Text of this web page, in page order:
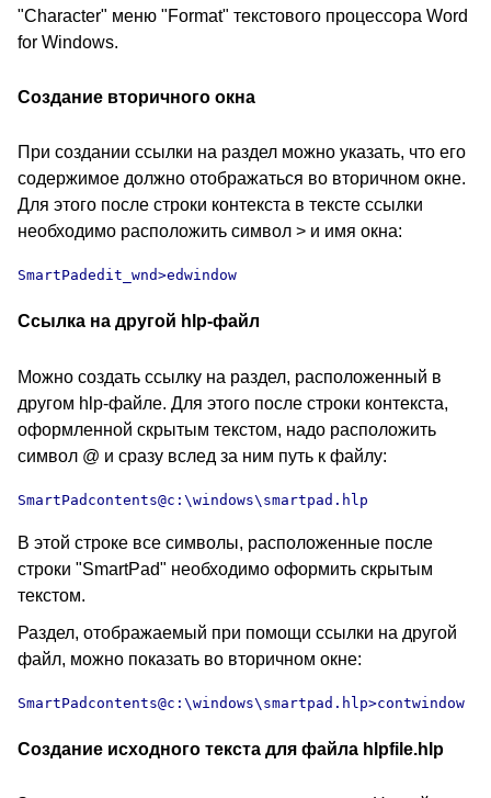
"Character" меню "Format" текстового процессора Word
for Windows.
Создание вторичного окна
При создании ссылки на раздел можно указать, что его
содержимое должно отображаться во вторичном окне.
Для этого после строки контекста в тексте ссылки
необходимо расположить символ > и имя окна:
SmartPadedit_wnd>edwindow
Ссылка на другой hlp-файл
Можно создать ссылку на раздел, расположенный в
другом hlp-файле. Для этого после строки контекста,
оформленной скрытым текстом, надо расположить
символ @ и сразу вслед за ним путь к файлу:
SmartPadcontents@c:\windows\smartpad.hlp
В этой строке все символы, расположенные после
строки "SmartPad" необходимо оформить скрытым
текстом.
Раздел, отображаемый при помощи ссылки на другой
файл, можно показать во вторичном окне:
SmartPadcontents@c:\windows\smartpad.hlp>contwindow
Создание исходного текста для файла hlpfile.hlp